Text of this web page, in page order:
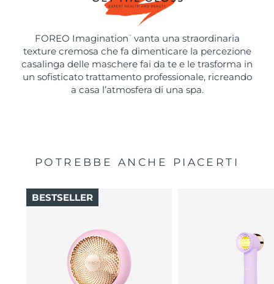
FOREO Imagination ™
vanta una straordinaria
texture cremosa che fa dimenticare la percezione
casalinga delle maschere fai da te e le trasforma in
un sofisticato trattamento professionale, ricreando
a casa l’atmosfera di una spa.
POTREBBE ANCHE PIACERTI
BESTSELLER